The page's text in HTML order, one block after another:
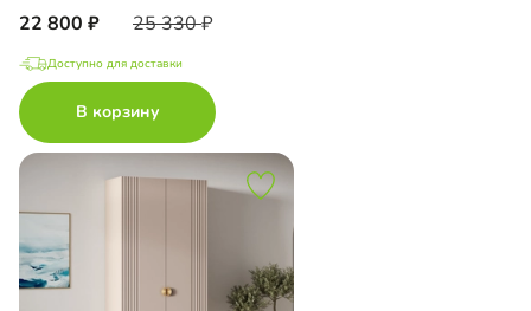
22 800 25 330
Доступно для доставки
В корзину